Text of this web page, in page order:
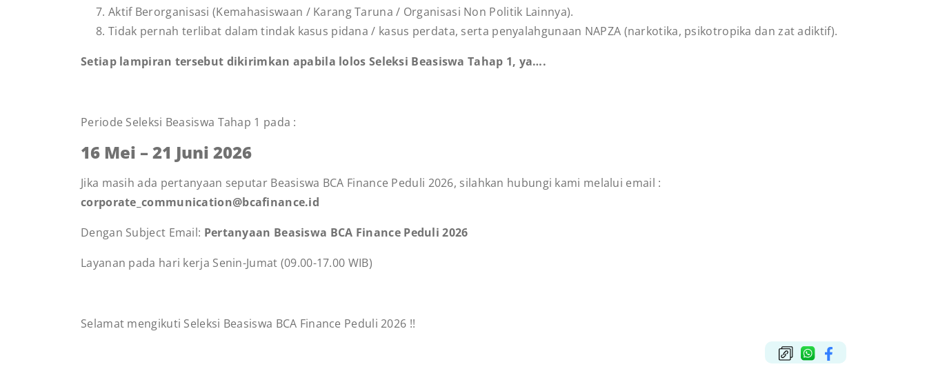
Aktif Berorganisasi (Kemahasiswaan / Karang Taruna / Organisasi Non Politik Lainnya).
Tidak pernah terlibat dalam tindak kasus pidana / kasus perdata, serta penyalahgunaan NAPZA (narkotika, psikotropika dan zat adiktif).
Setiap lampiran tersebut dikirimkan apabila lolos Seleksi Beasiswa Tahap 1, ya….
Periode Seleksi Beasiswa Tahap 1 pada :
16 Mei – 21 Juni 2026
Jika masih ada pertanyaan seputar Beasiswa BCA Finance Peduli 2026, silahkan hubungi kami melalui email :
corporate_communication@bcafinance.id
Dengan Subject Email: Pertanyaan Beasiswa BCA Finance Peduli 2026
Layanan pada hari kerja Senin-Jumat (09.00-17.00 WIB)
Selamat mengikuti Seleksi Beasiswa BCA Finance Peduli 2026 !!